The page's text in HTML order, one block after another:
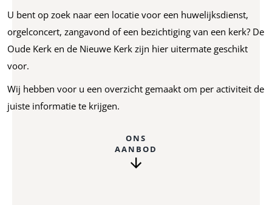
U bent op zoek naar een locatie voor een huwelijksdienst,
orgelconcert, zangavond of een bezichtiging van een kerk? De
Oude Kerk en de Nieuwe Kerk zijn hier uitermate geschikt
voor.
Wij hebben voor u een overzicht gemaakt om per activiteit de
juiste informatie te krijgen.
ONS
AANBOD